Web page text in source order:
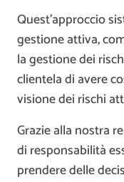
Quest’approccio
gestione attiva,
la gestione dei
clientela di avere
visione dei rischi
Grazie alla nostra
di responsabilità
prendere delle